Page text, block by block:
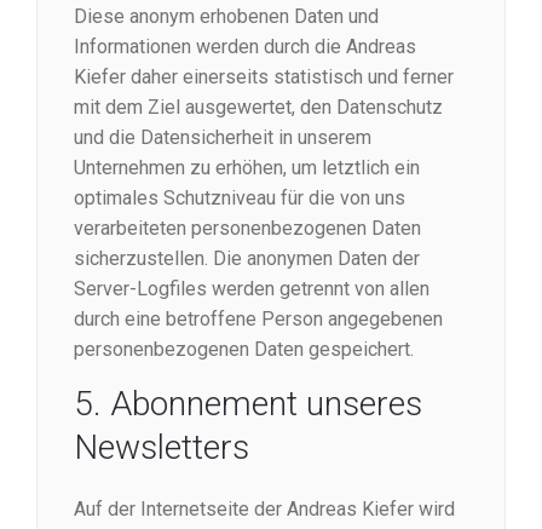
Diese anonym erhobenen Daten und
Informationen werden durch die Andreas
Kiefer daher einerseits statistisch und ferner
mit dem Ziel ausgewertet, den Datenschutz
und die Datensicherheit in unserem
Unternehmen zu erhöhen, um letztlich ein
optimales Schutzniveau für die von uns
verarbeiteten personenbezogenen Daten
sicherzustellen. Die anonymen Daten der
Server-Logfiles werden getrennt von allen
durch eine betroffene Person angegebenen
personenbezogenen Daten gespeichert.
5. Abonnement unseres
Newsletters
Auf der Internetseite der Andreas Kiefer wird